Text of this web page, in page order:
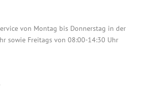
von Montag bis Donnerstag in der
sowie Freitags von 08:00-14:30 Uhr